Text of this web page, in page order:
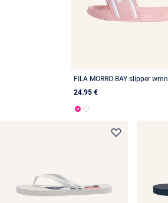
FILA MORRO BAY slipper wmn
24.95 €